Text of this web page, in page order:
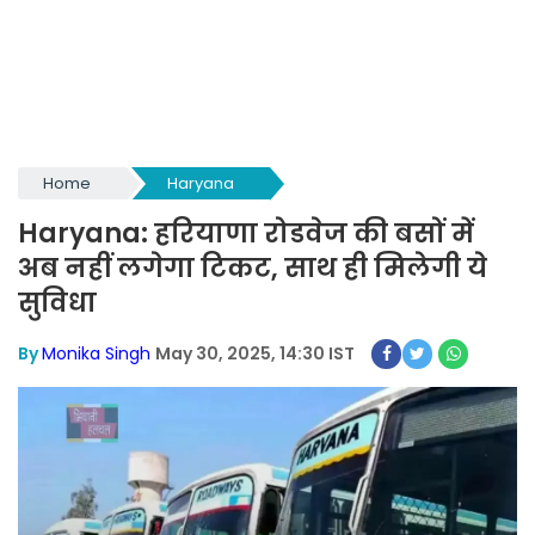
Home Haryana
Haryana: हरियाणा रोडवेज की बसों में
अब नहीं लगेगा टिकट, साथ ही मिलेगी ये
सुविधा
ByMonika Singh May 30, 2025, 14:30 IST